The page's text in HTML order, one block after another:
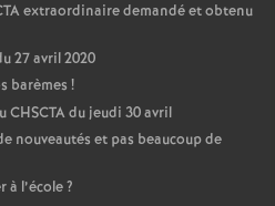
extraordinaire demandé et obtenu
27 avril 2020
barèmes !
du jeudi 30 avril
nouveautés et pas beaucoup de
à l’école?